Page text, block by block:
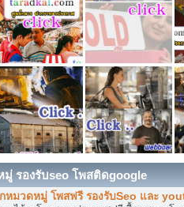
รองรับseo โพสติดgoogle
หมวดหมู่ โพสฟรี รองรับSeo และ